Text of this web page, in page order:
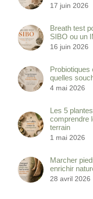
17 juin 2026
Breath test
SIBO ou un
16 juin 2026
Probiotiques
quelles
4 mai 2026
Les 5
comprendre
terrain
1 mai 2026
Marcher
enrichir
28 avril 2026